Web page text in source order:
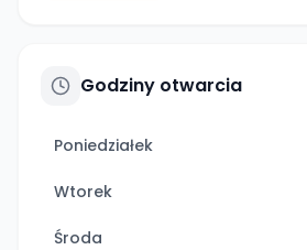
Godziny otwarcia
Poniedziałek
Wtorek
Środa